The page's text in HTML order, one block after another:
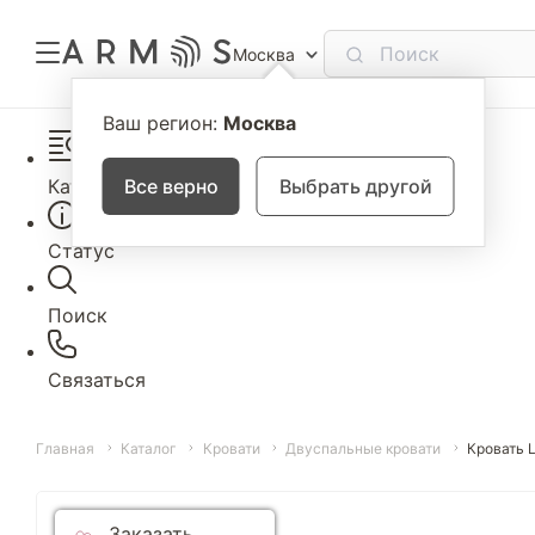
Москва
Ваш регион: Москва
Все верно Выбрать другой
Каталог
Статус
Поиск
Связаться
Главная Каталог Кровати Двуспальные кровати Кровать